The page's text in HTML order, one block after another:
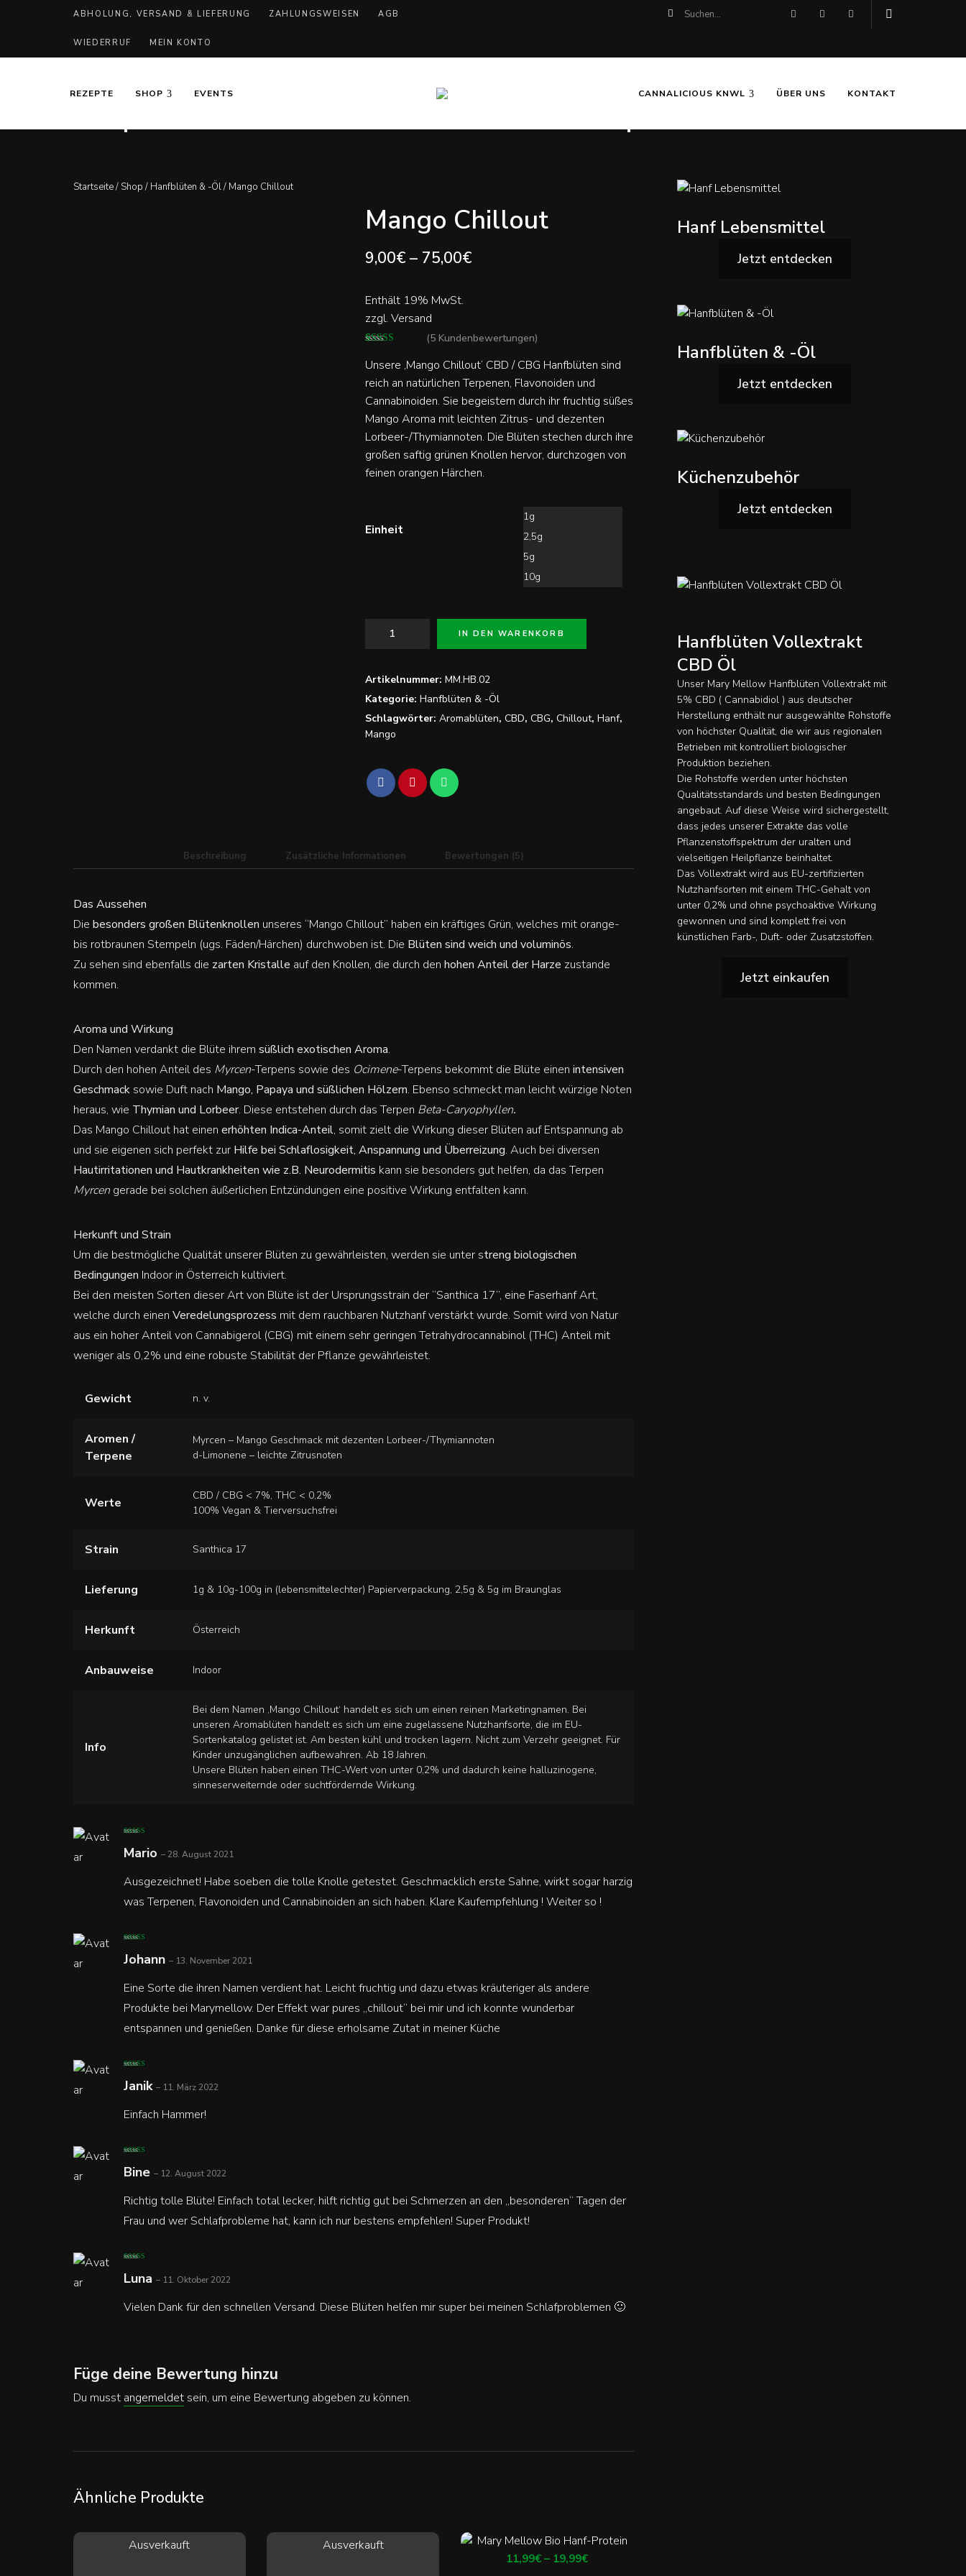
ABHOLUNG, VERSAND & LIEFERUNG ZAHLUNGSWEISEN AGB
WIEDERRUF MEIN KONTO
Hanf
REZEPTE SHOP EVENTS CANNALICIOUS KNWL ÜBER UNS KONTAKT
Startseite/ Shop / Hanfblüten & -Öl/ Mango Chillout
Mango Chillout
9,00€– 75,00€
Enthält 19% MwSt.
zzgl. Versand
5.00von 5,
basierend auf
Kundenbewe
(5 Kundenbewertungen)
Unsere ‚Mango Chillout‘ CBD / CBG Hanfblüten sind
reich an natürlichen Terpenen, Flavonoiden und
Cannabinoiden. Sie begeistern durch ihr fruchtig süßes
Mango Aroma mit leichten Zitrus- und dezenten
Lorbeer-/Thymiannoten. Die Blüten stechen durch ihre
großen saftig grünen Knollen hervor, durchzogen von
feinen orangen Härchen.
Einheit
1g
2,5g
5g
10g
Mango
IN DEN WARENKORB
Artikelnummer: MM.HB.02
Kategorie: Hanfblüten & -Öl
Schlagwörter: Aromablüten, CBD, CBG, Chillout, Hanf,
Mango
Beschreibung Zusätzliche Informationen Bewertungen (5)
Das Aussehen
Die besonders großen Blütenknollen unseres “Mango Chillout” haben ein kräftiges Grün, welches mit orange-
bis rotbraunen Stempeln (ugs. Fäden/Härchen) durchwoben ist. Die Blüten sind weich und voluminös.
Zu sehen sind ebenfalls die zarten Kristalle auf den Knollen, die durch den hohen Anteil der Harze zustande
kommen.
Aroma und Wirkung
Den Namen verdankt die Blüte ihrem süßlich exotischen Aroma.
Durch den hohen Anteil des Myrcen-Terpens sowie des Ocimene-Terpens bekommt die Blüte einen intensiven
Geschmack sowie Duft nach Mango, Papaya und süßlichen Hölzern. Ebenso schmeckt man leicht würzige Noten
heraus, wie Thymian und Lorbeer. Diese entstehen durch das Terpen Beta-Caryophyllen.
Das Mango Chillout hat einen erhöhten Indica-Anteil, somit zielt die Wirkung dieser Blüten auf Entspannung ab
und sie eigenen sich perfekt zur Hilfe bei Schlaflosigkeit, Anspannung und Überreizung. Auch bei diversen
Hautirritationen und Hautkrankheiten wie z.B. Neurodermitis kann sie besonders gut helfen, da das Terpen
Myrcen gerade bei solchen äußerlichen Entzündungen eine positive Wirkung entfalten kann.
Herkunft und Strain
Um die bestmögliche Qualität unserer Blüten zu gewährleisten, werden sie unter streng biologischen
Bedingungen Indoor in Österreich kultiviert.
Bei den meisten Sorten dieser Art von Blüte ist der Ursprungsstrain der “Santhica 17”, eine Faserhanf Art,
welche durch einen Veredelungsprozess mit dem rauchbaren Nutzhanf verstärkt wurde. Somit wird von Natur
aus ein hoher Anteil von Cannabigerol (CBG) mit einem sehr geringen Tetrahydrocannabinol (THC) Anteil mit
weniger als 0,2% und eine robuste Stabilität der Pflanze gewährleistet.
Gewicht n. v.
Aromen /
Terpene
Myrcen – Mango Geschmack mit dezenten Lorbeer-/Thymiannoten
d-Limonene – leichte Zitrusnoten
Werte
CBD / CBG < 7%, THC < 0,2%
100% Vegan & Tierversuchsfrei
Strain Santhica 17
Lieferung 1g & 10g-100g in (lebensmittelechter) Papierverpackung, 2,5g & 5g im Braunglas
Herkunft Österreich
Anbauweise Indoor
Info
Bei dem Namen ‚Mango Chillout‘ handelt es sich um einen reinen Marketingnamen. Bei
unseren Aromablüten handelt es sich um eine zugelassene Nutzhanfsorte, die im EU-
Sortenkatalog gelistet ist. Am besten kühl und trocken lagern. Nicht zum Verzehr geeignet. Für
Kinder unzugänglichen aufbewahren. Ab 18 Jahren.
Unsere Blüten haben einen THC-Wert von unter 0,2% und dadurch keine halluzinogene,
sinneserweiternde oder suchtfördernde Wirkung.
5 von 5
Mario –28. August 2021
Ausgezeichnet! Habe soeben die tolle Knolle getestet. Geschmacklich erste Sahne, wirkt sogar harzig
was Terpenen, Flavonoiden und Cannabinoiden an sich haben. Klare Kaufempfehlung ! Weiter so !
5von 5
Johann – 13. November 2021
Eine Sorte die ihren Namen verdient hat. Leicht fruchtig und dazu etwas kräuteriger als andere
Produkte bei Marymellow. Der Effekt war pures „chillout“ bei mir und ich konnte wunderbar
entspannen und genießen. Danke für diese erholsame Zutat in meiner Küche
5von 5
Janik – 11. März 2022
Einfach Hammer!
5von 5
Bine – 12. August 2022
Richtig tolle Blüte! Einfach total lecker, hilft richtig gut bei Schmerzen an den „besonderen“ Tagen der
Frau und wer Schlafprobleme hat, kann ich nur bestens empfehlen! Super Produkt!
5Luna – 11. Oktober 2022
Vielen Dank für den schnellen Versand. Diese Blüten helfen mir super bei meinen Schlafproblemen 🙂
Füge deine Bewertung hinzu
Du musst angemeldet sein, um eine Bewertung abgeben zu können.
Ähnliche Produkte
Ausverkauft Ausverkauft
11,99€– 19,99€
Hanf Lebensmittel
Jetzt entdecken
Hanfblüten & -Öl
Jetzt entdecken
Küchenzubehör
Jetzt entdecken
Hanfblüten Vollextrakt
CBD Öl
Unser Mary Mellow Hanfblüten Vollextrakt mit
5% CBD ( Cannabidiol ) aus deutscher
Herstellung enthält nur ausgewählte Rohstoffe
von höchster Qualität, die wir aus regionalen
Betrieben mit kontrolliert biologischer
Produktion beziehen.
Die Rohstoffe werden unter höchsten
Qualitätsstandards und besten Bedingungen
angebaut. Auf diese Weise wird sichergestellt,
dass jedes unserer Extrakte das volle
Pflanzenstoffspektrum der uralten und
vielseitigen Heilpflanze beinhaltet.
Das Vollextrakt wird aus EU-zertifizierten
Nutzhanfsorten mit einem THC-Gehalt von
unter 0,2% und ohne psychoaktive Wirkung
gewonnen und sind komplett frei von
künstlichen Farb-, Duft- oder Zusatzstoffen.
Jetzt einkaufen